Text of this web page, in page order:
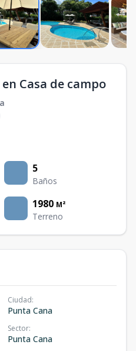
Casa de campo
5
Baños
1980 M²
Terreno
Ciudad:
Punta Cana
Sector:
Punta Cana